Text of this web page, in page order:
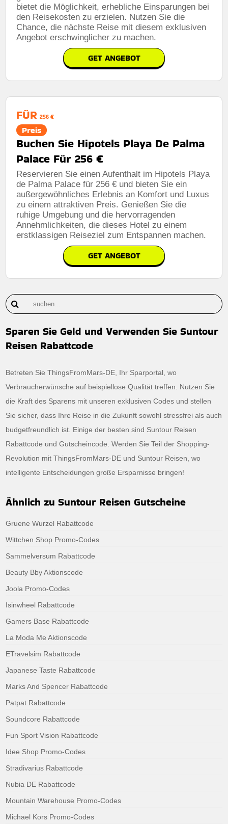
bietet die Möglichkeit, erhebliche Einsparungen bei
den Reisekosten zu erzielen. Nutzen Sie die
Chance, die nächste Reise mit diesem exklusiven
Angebot erschwinglicher zu machen.
GET ANGEBOT
FÜR 256 €
Preis
Buchen Sie Hipotels Playa De Palma
Palace Für 256 €
Reservieren Sie einen Aufenthalt im Hipotels Playa
de Palma Palace für 256 € und bieten Sie ein
außergewöhnliches Erlebnis an Komfort und Luxus
zu einem attraktiven Preis. Genießen Sie die
ruhige Umgebung und die hervorragenden
Annehmlichkeiten, die dieses Hotel zu einem
erstklassigen Reiseziel zum Entspannen machen.
GET ANGEBOT
Sparen Sie Geld und Verwenden Sie Suntour
Reisen Rabattcode
Betreten Sie ThingsFromMars-DE, Ihr Sparportal, wo
Verbraucherwünsche auf beispiellose Qualität treffen. Nutzen Sie
die Kraft des Sparens mit unseren exklusiven Codes und stellen
Sie sicher, dass Ihre Reise in die Zukunft sowohl stressfrei als auch
budgetfreundlich ist. Einige der besten sind Suntour Reisen
Rabattcode und Gutscheincode. Werden Sie Teil der Shopping-
Revolution mit ThingsFromMars-DE und Suntour Reisen, wo
intelligente Entscheidungen große Ersparnisse bringen!
Ähnlich zu Suntour Reisen Gutscheine
Gruene Wurzel Rabattcode
Wittchen Shop Promo-Codes
Sammelversum Rabattcode
Beauty Bby Aktionscode
Joola Promo-Codes
Isinwheel Rabattcode
Gamers Base Rabattcode
La Moda Me Aktionscode
ETravelsim Rabattcode
Japanese Taste Rabattcode
Marks And Spencer Rabattcode
Patpat Rabattcode
Soundcore Rabattcode
Fun Sport Vision Rabattcode
Idee Shop Promo-Codes
Stradivarius Rabattcode
Nubia DE Rabattcode
Mountain Warehouse Promo-Codes
Michael Kors Promo-Codes